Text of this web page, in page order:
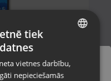
RUSSIAN
tiek
vietnes darbību,
nepieciešamās